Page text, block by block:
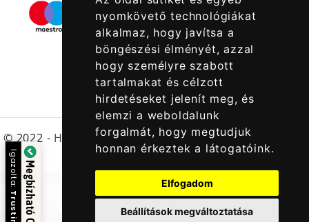
nyomkövető technológiákat
alkalmaz, hogy javítsa a
böngészési élményét, azzal
hogy személyre szabott
tartalmakat és célzott
hirdetéseket jelenít meg, és
elemzi a weboldalunk
forgalmát, hogy megtudjuk
honnan érkeztek a látogatóink.
Elfogadom
Beállítások megváltoztatása
© 2022 - Halcatraz Kft.
Megbízható Oldal